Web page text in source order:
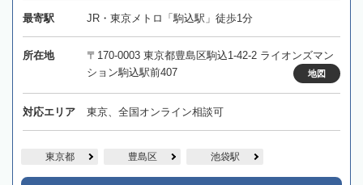
最寄駅 JR・東京メトロ「駒込駅」徒歩1分
所在地
〒170-0003 東京都豊島区駒込1-42-2 ライオンズマン
ション駒込駅前407
地図
対応エリア 東京、全国オンライン相談可
東京都 豊島区 池袋駅